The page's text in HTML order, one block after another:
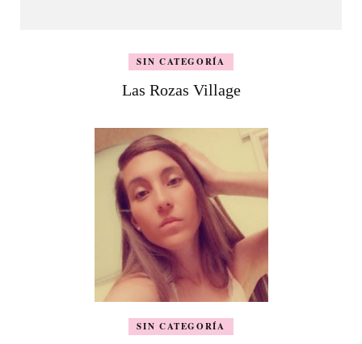
SIN CATEGORÍA
Las Rozas Village
SIN CATEGORÍA